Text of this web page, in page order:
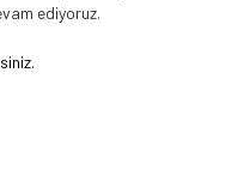
ediyoruz.